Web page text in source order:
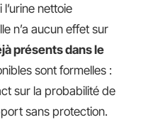
nettoie
n’a aucun effet sur
présents dans le
sont formelles :
sur la probabilité de
sans protection.